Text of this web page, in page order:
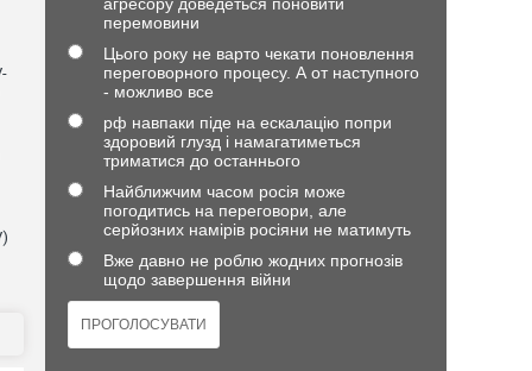
перемовини
Цього року не варто чекати поновлення
переговорного процесу. А от наступного
- можливо все
рф навпаки піде на ескалацію попри
здоровий глузд і намагатиметься
триматися до останнього
Найближчим часом росія може
погодитись на переговори, але
серйозних намірів росіяни не матимуть
Вже давно не роблю жодних прогнозів
щодо завершення війни